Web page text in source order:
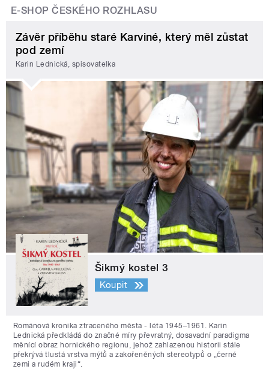
E-SHOP ČESKÉHO ROZHLASU
Závěr příběhu staré Karviné, který měl zůstat
pod zemí
Karin Lednická, spisovatelka
Šikmý kostel 3
Koupit
Románová kronika ztraceného města - léta 1945–1961. Karin
Lednická předkládá do značné míry převratný, dosavadní paradigma
měnící obraz hornického regionu, jehož zahlazenou historii stále
překrývá tlustá vrstva mýtů a zakořeněných stereotypů o „černé
zemi a rudém kraji“.